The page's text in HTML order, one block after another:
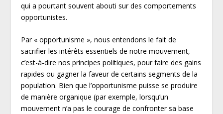
qui a pourtant souvent abouti sur des comportements
opportunistes.
Par « opportunisme », nous entendons le fait de
sacrifier les intérêts essentiels de notre mouvement,
c’est-à-dire nos principes politiques, pour faire des gains
rapides ou gagner la faveur de certains segments de la
population. Bien que l’opportunisme puisse se produire
de manière organique (par exemple, lorsqu’un
mouvement n’a pas le courage de confronter sa base